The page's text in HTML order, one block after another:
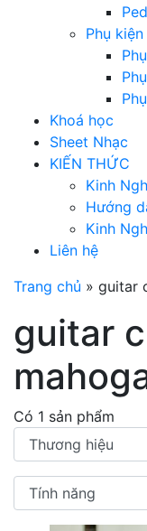
Phụ
Khoá học
Sheet Nhạc
KIẾN THỨC
Kinh
Hướng
Kinh
Liên hệ
Trang chủ » guitar
guitar
Có 1 sản phẩm